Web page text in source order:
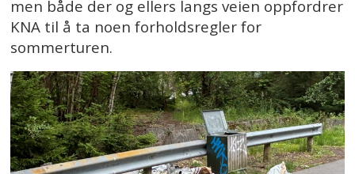
men både der og ellers langs veien oppfordrer
KNA til å ta noen forholdsregler for
sommerturen.